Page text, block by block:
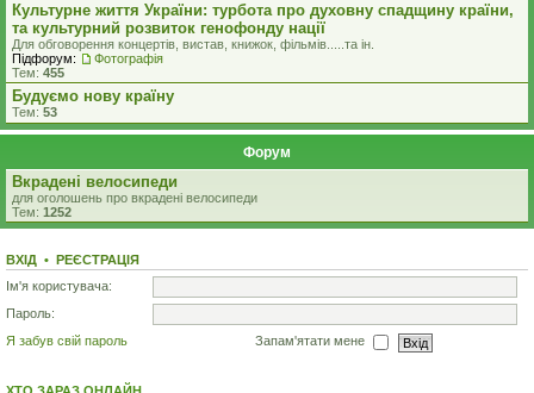
Культурне життя України: турбота про духовну спадщину країни,
та культурний розвиток генофонду нації
Для обговорення концертів, вистав, книжок, фільмів.....та iн.
Підфорум:
Фотографія
Тем: 455
Будуємо нову країну
Тем: 53
Форум
Вкрадені велосипеди
для оголошень про вкрадені велосипеди
Тем: 1252
ВХІД • РЕЄСТРАЦІЯ
Ім'я користувача:
Пароль:
Я забув свій пароль
Запам'ятати мене